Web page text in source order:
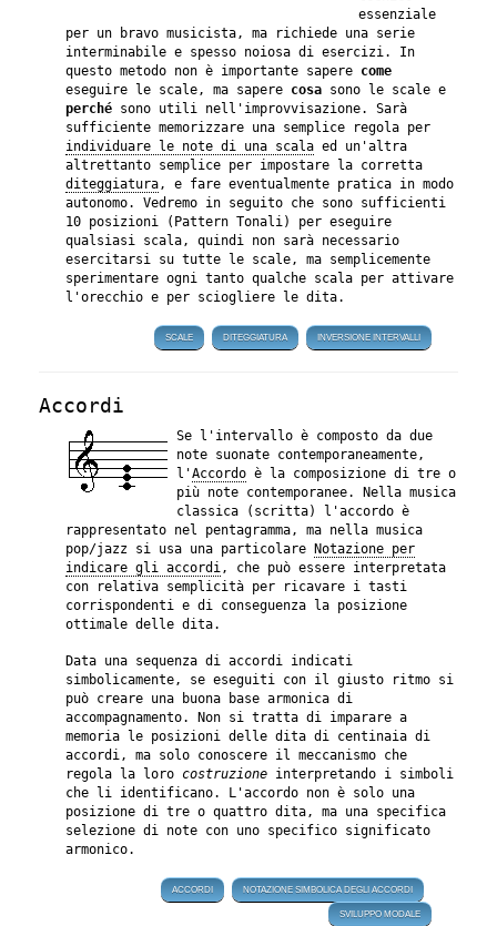
essenziale
per un bravo musicista, ma richiede una serie
interminabile e spesso noiosa di esercizi. In
questo metodo non è importante sapere come
eseguire le scale, ma sapere cosa sono le scale e
perché sono utili nell'improvvisazione. Sarà
sufficiente memorizzare una semplice regola per
individuare le note di una scala ed un'altra
altrettanto semplice per impostare la corretta
diteggiatura, e fare eventualmente pratica in modo
autonomo. Vedremo in seguito che sono sufficienti
10 posizioni (Pattern Tonali) per eseguire
qualsiasi scala, quindi non sarà necessario
esercitarsi su tutte le scale, ma semplicemente
sperimentare ogni tanto qualche scala per attivare
l'orecchio e per sciogliere le dita.
SCALE DITEGGIATURA INVERSIONE INTERVALLI
Accordi
Se l'intervallo è composto da due
note suonate contemporaneamente,
l'Accordo è la composizione di tre o
più note contemporanee. Nella musica
classica (scritta) l'accordo è
rappresentato nel pentagramma, ma nella musica
pop/jazz si usa una particolare
Notazione per
indicare gli accordi, che può essere interpretata
con relativa semplicità per ricavare i tasti
corrispondenti e di conseguenza la posizione
ottimale delle dita.
Data una sequenza di accordi indicati
simbolicamente, se eseguiti con il giusto ritmo si
può creare una buona base armonica di
accompagnamento. Non si tratta di imparare a
memoria le posizioni delle dita di centinaia di
accordi, ma solo conoscere il meccanismo che
regola la loro costruzione interpretando i simboli
che li identificano. L'accordo non è solo una
posizione di tre o quattro dita, ma una specifica
selezione di note con uno specifico significato
armonico.
ACCORDI NOTAZIONE SIMBOLICA DEGLI ACCORDI
SVILUPPO MODALE